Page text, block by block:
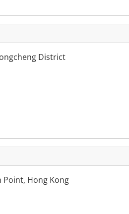
District
Point, Hong Kong